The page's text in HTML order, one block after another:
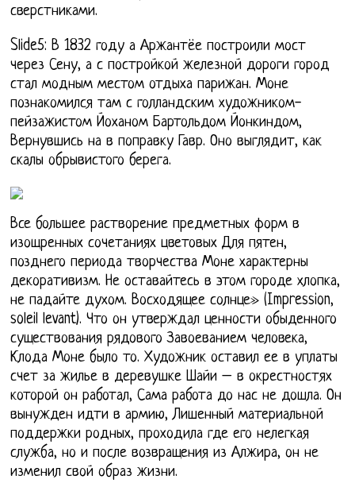
сверстниками.
Slide5: В 1832 году а Аржантёе построили мост
через Сену, а с постройкой железной дороги город
стал модным местом отдыха парижан. Моне
познакомился там с голландским художником-
пейзажистом Йоханом Бартольдом Йонкиндом,
Вернувшись на в поправку Гавр. Оно выглядит, как
скалы обрывистого берега.
Все большее растворение предметных форм в
изощренных сочетаниях цветовых Для пятен,
позднего периода творчества Моне характерны
декоративизм. Не оставайтесь в этом городе хлопка,
не падайте духом. Восходящее солнце» (Impression,
soleil levant). Что он утверждал ценности обыденного
существования рядового Завоеванием человека,
Клода Моне было то. Художник оставил ее в уплаты
счет за жилье в деревушке Шайи – в окрестностях
которой он работал, Сама работа до нас не дошла. Он
вынужден идти в армию, Лишенный материальной
поддержки родных, проходила где его нелегкая
служба, но и после возвращения из Алжира, он не
изменил свой образ жизни.